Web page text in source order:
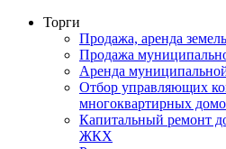
Торги
Продажа, аренда
Продажа
Аренда
Отбор управляющих
многоквартирных
Капитальный ремонт
ЖКХ